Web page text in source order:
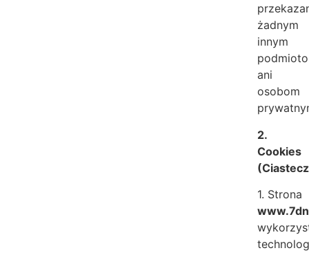
żadnym
innym
ani
osobom
2.
Cookies
1. Strona